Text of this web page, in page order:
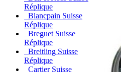
Réplique
Blancpain Suisse
Réplique
Breguet Suisse
Réplique
Breitling Suisse
Réplique
Cartier Suisse